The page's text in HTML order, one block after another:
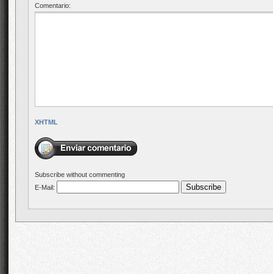
Comentario:
XHTML
Subscribe without commenting
E-Mail: